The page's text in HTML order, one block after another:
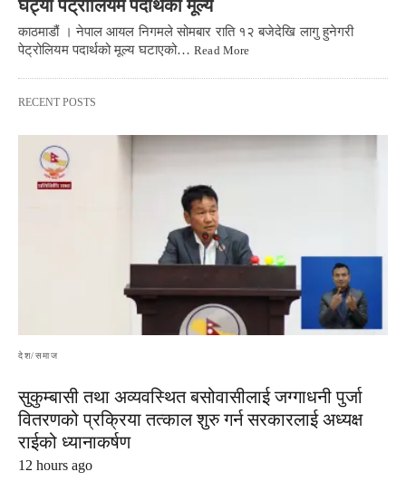
घट्यो पेट्रोलियम पदार्थको मूल्य
काठमाडौं । नेपाल आयल निगमले सोमबार राति १२ बजेदेखि लागु हुनेगरी
पेट्रोलियम पदार्थको मूल्य घटाएको…Read More
RECENT POSTS
देश/समाज
सुकुम्बासी तथा अव्यवस्थित बसोवासीलाई जग्गाधनी पुर्जा
वितरणको प्रक्रिया तत्काल शुरु गर्न सरकारलाई अध्यक्ष
राईको ध्यानाकर्षण
12 hours ago